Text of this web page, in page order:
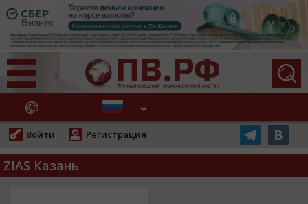
НОВОСТИ
Войти Регистрация
ZIAS Казань